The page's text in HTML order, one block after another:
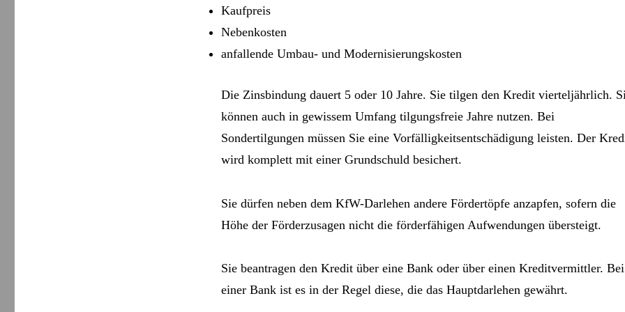
Kaufpreis
Nebenkosten
anfallende Umbau- und Modernisierungskosten
Die Zinsbindung dauert 5 oder 10 Jahre. Sie tilgen den Kredit vierteljährlich.
können auch in gewissem Umfang tilgungsfreie Jahre nutzen. Bei
Sondertilgungen müssen Sie eine Vorfälligkeitsentschädigung leisten. Der
wird komplett mit einer Grundschuld besichert.
Sie dürfen neben dem KfW-Darlehen andere Fördertöpfe anzapfen, sofern die
Höhe der Förderzusagen nicht die förderfähigen Aufwendungen übersteigt.
Sie beantragen den Kredit über eine Bank oder über einen Kreditvermittler. Bei
einer Bank ist es in der Regel diese, die das Hauptdarlehen gewährt.